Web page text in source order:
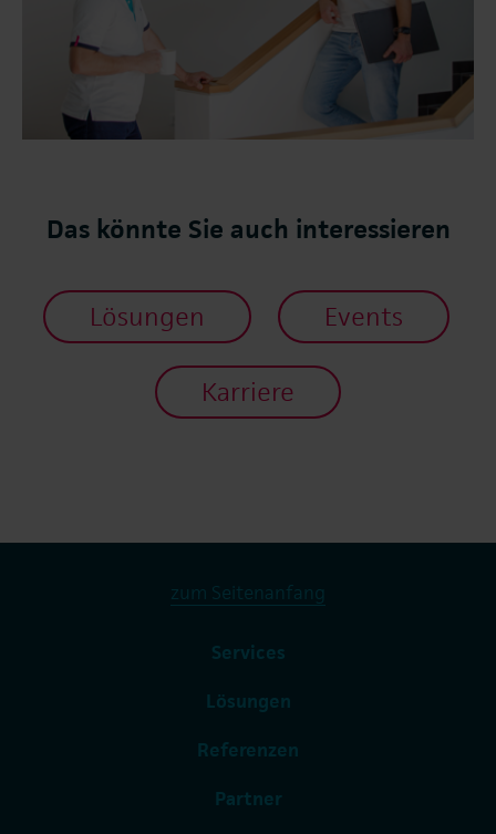
Das könnte Sie auch interessieren
Lösungen Events
Karriere
zum Seitenanfang
Services
Lösungen
Referenzen
Partner